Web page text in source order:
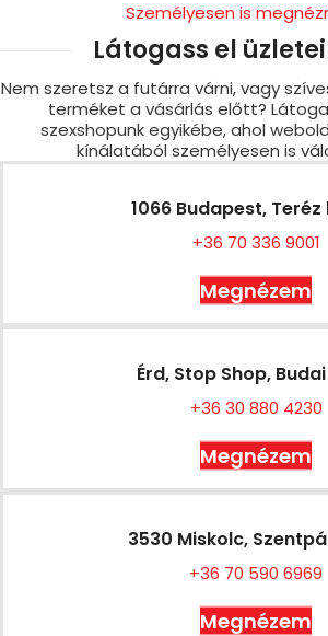
Személyesen is
Látogass el
Nem szeretsz a futárra várni, vagy
terméket a vásárlás előtt?
szexshopunk egyikébe, ahol
kínálatából személyesen is
1066 Budapest, Teréz
+36 70 336 9001
Megnézem
Érd, Stop Shop,
+36 30 880 4230
Megnézem
3530 Miskolc,
+36 70 590 6969
Megnézem